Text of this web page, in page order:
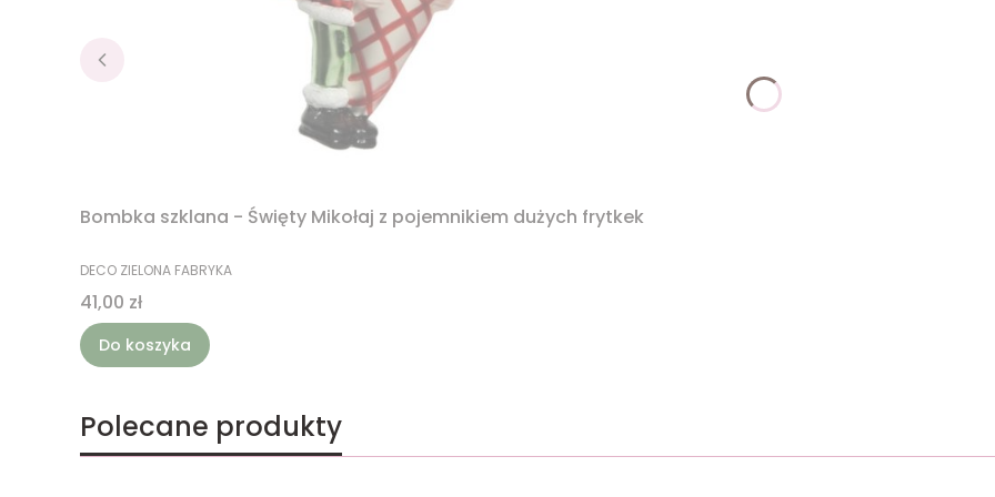
Bombka szklana - Święty Mikołaj z pojemnikiem dużych frytkek
PRODUCENT
DECO ZIELONA FABRYKA
Cena
41,00 zł
Do koszyka
Polecane produkty